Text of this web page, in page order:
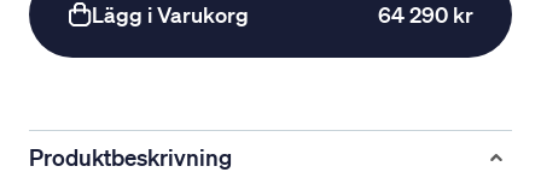
Lägg i Varukorg 64 290 kr
Produktbeskrivning